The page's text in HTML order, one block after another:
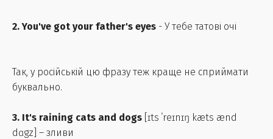
2. You've got your father's eyes - У тебе татові очі
Так, у російській цю фразу теж краще не сприймати
буквально.
3. It's raining cats and dogs [ɪts ˈreɪnɪŋ kæts ænd
dɑgz] – зливи